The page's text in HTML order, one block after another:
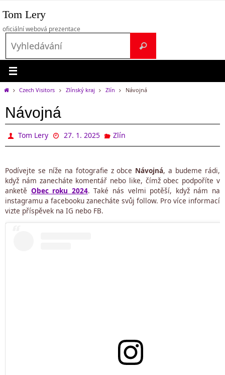
na
obsah
Tom Lery
oficiální webová prezentace
Vyhledávání
HomeCzech Visitors Zlínský kraj Zlín Návojná
Návojná
Tom Lery 27. 1. 2025 Zlín
Podívejte se níže na fotografie z obce Návojná, a budeme rádi,
když nám zanecháte komentář nebo like, čímž obec podpoříte v
anketě Obec roku 2024. Také nás velmi potěší, když nám na
instagramu a facebooku zanecháte svůj follow. Pro více informací
vizte příspěvek na IG nebo FB.